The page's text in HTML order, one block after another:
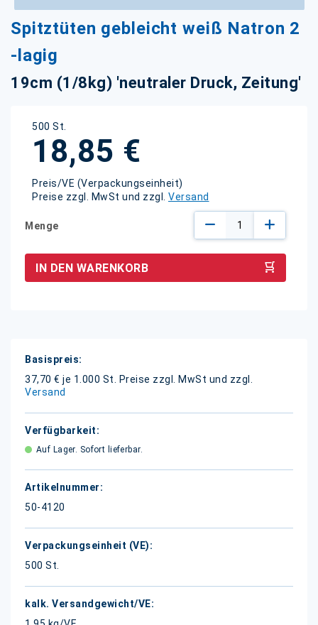
Spitztüten gebleicht weiß Natron 2
-lagig
19cm (1/8kg) 'neutraler Druck, Zeitung'
500 St.
18,85 €
Preis/VE (Verpackungseinheit)
Preise zzgl. MwSt und zzgl. Versand
Menge
IN DEN WARENKORB
Weitere
Informationen
37,70 € je 1.000 St.
Preise zzgl. MwSt und zzgl.
Versand
Auf Lager. Sofort lieferbar.
50-4120
500 St.
Anfang
der
Bildgalerie
springen